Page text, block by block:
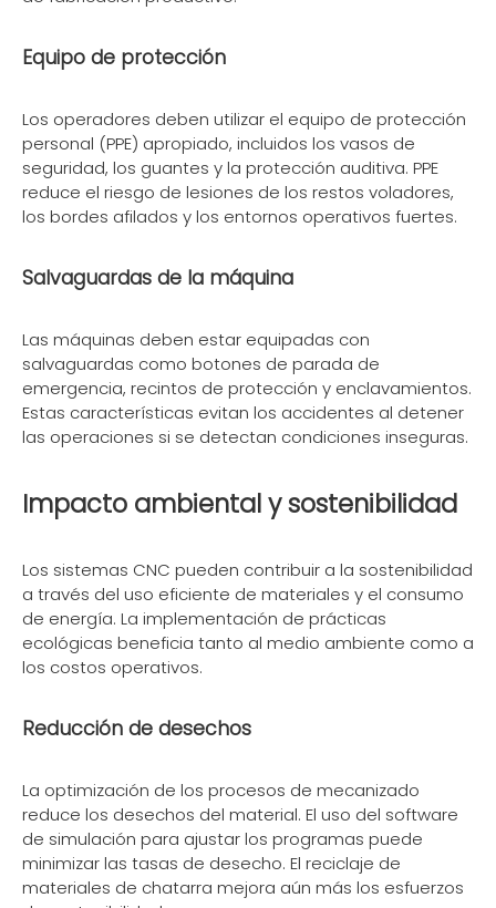
Equipo de protección
Los operadores deben utilizar el equipo de protección
personal (PPE) apropiado, incluidos los vasos de
seguridad, los guantes y la protección auditiva. PPE
reduce el riesgo de lesiones de los restos voladores,
los bordes afilados y los entornos operativos fuertes.
Salvaguardas de la máquina
Las máquinas deben estar equipadas con
salvaguardas como botones de parada de
emergencia, recintos de protección y enclavamientos.
Estas características evitan los accidentes al detener
las operaciones si se detectan condiciones inseguras.
Impacto ambiental y sostenibilidad
Los sistemas CNC pueden contribuir a la sostenibilidad
a través del uso eficiente de materiales y el consumo
de energía. La implementación de prácticas
ecológicas beneficia tanto al medio ambiente como a
los costos operativos.
Reducción de desechos
La optimización de los procesos de mecanizado
reduce los desechos del material. El uso del software
de simulación para ajustar los programas puede
minimizar las tasas de desecho. El reciclaje de
materiales de chatarra mejora aún más los esfuerzos